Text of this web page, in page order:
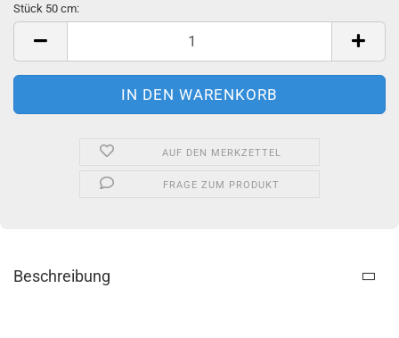
Stück 50 cm:
Stück
cm
AUF DEN MERKZETTEL
FRAGE ZUM PRODUKT
Beschreibung